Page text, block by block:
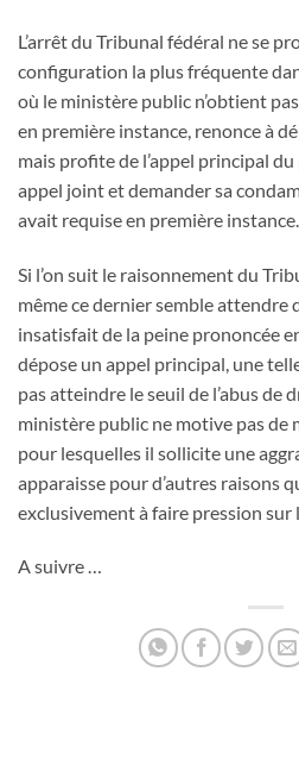
L’arrêt du Tribunal fédéral ne se
configuration la plus fréquente
où le ministère public n’obtient
en première instance, renonce à
mais profite de l’appel principal
appel joint et demander sa
avait requise en première instance.
Si l’on suit le raisonnement du
même ce dernier semble attendre
insatisfait de la peine prononcée
dépose un appel principal, une
pas atteindre le seuil de l’abus de
ministère public ne motive pas de
pour lesquelles il sollicite une
apparaisse pour d’autres raisons
exclusivement à faire pression sur
A suivre …